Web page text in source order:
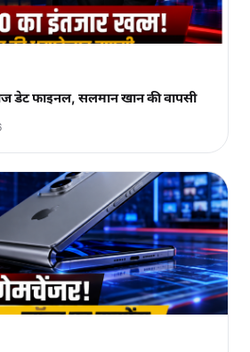
डेट फाइनल, सलमान खान की वापसी